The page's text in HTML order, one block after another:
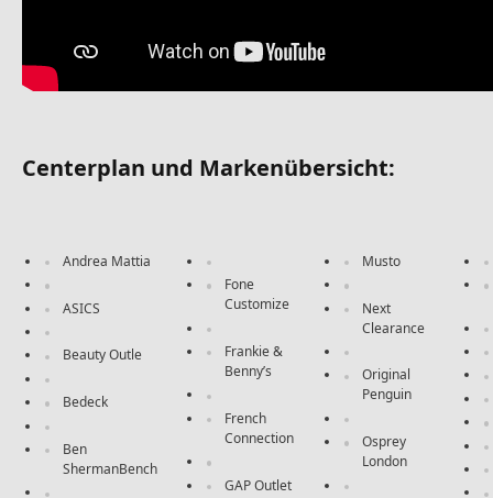
Centerplan und Markenübersicht:
Andrea Mattia
ASICS
Beauty Outle
Bedeck
Ben
ShermanBench
Fone
Customize
Frankie &
Benny’s
French
Connection
GAP Outlet
Musto
Next
Clearance
Original
Penguin
Osprey
London